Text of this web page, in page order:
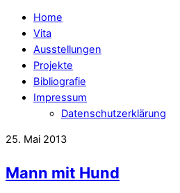
Home
Vita
Ausstellungen
Projekte
Bibliografie
Impressum
Datenschutzerklärung
25. Mai 2013
Mann mit Hund